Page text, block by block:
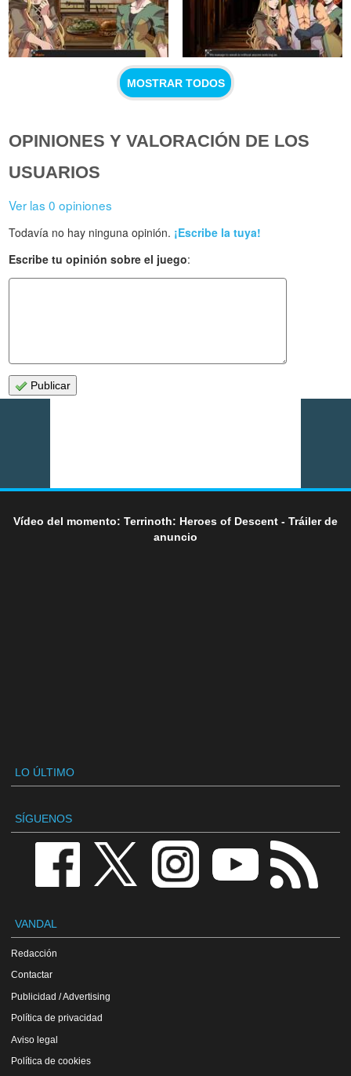
MOSTRAR TODOS
OPINIONES Y VALORACIÓN DE LOS
USUARIOS
Ver las 0 opiniones
Todavía no hay ninguna opinión. ¡Escribe la tuya!
Escribe tu opinión sobre el juego:
Publicar
Vídeo del momento: Terrinoth: Heroes of Descent - Tráiler de
anuncio
LO ÚLTIMO
SÍGUENOS
VANDAL
Redacción
Contactar
Publicidad / Advertising
Política de privacidad
Aviso legal
Política de cookies